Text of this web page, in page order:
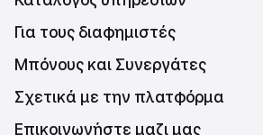
Για τους διαφημιστές
Μπόνους και Συνεργάτες
Σχετικά με την πλατφόρμα
Επικοινωνήστε μαζι μας